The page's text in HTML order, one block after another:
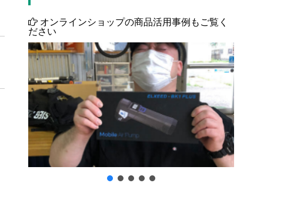
オンラインショップの商品活用事例もご覧く
ださい